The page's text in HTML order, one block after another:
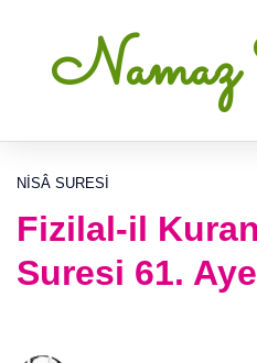
Namaz
NISÂ SURESI
Fizilal-il
Suresi 61.